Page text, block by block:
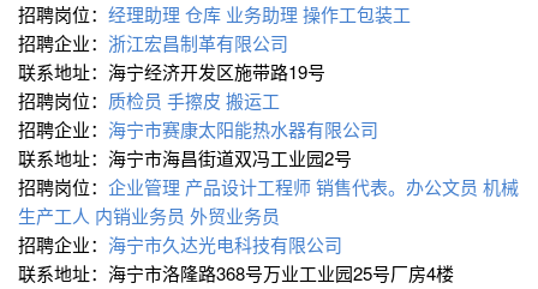
招聘岗位： 经理助理 仓库 业务助理 操作工包装工
招聘企业： 浙江宏昌制革有限公司
联系地址：海宁经济开发区施带路19号
招聘岗位： 质检员 手擦皮 搬运工
招聘企业： 海宁市赛康太阳能热水器有限公司
联系地址：海宁市海昌街道双冯工业园2号
招聘岗位： 企业管理 产品设计工程师销售代表。办公文员 机械
生产工人 内销业务员 外贸业务员
招聘企业： 海宁市久达光电科技有限公司
联系地址：海宁市洛隆路368号万业工业园25号厂房4楼